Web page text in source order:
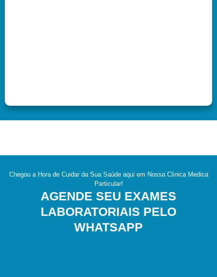
Chegou a Hora de Cuidar da Sua Saúde aqui em Nossa Clinica Medica
Particular!
AGENDE SEU EXAMES
LABORATORIAIS PELO
WHATSAPP